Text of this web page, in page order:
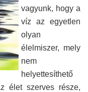
vagyunk, hogy a
víz az egyetlen
olyan
élelmiszer, mely
nem
helyettesíthető
élet szerves része,